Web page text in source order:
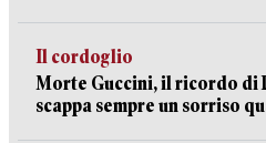
Il cordoglio
Morte Guccini, il ricordo di
scappa sempre un sorriso